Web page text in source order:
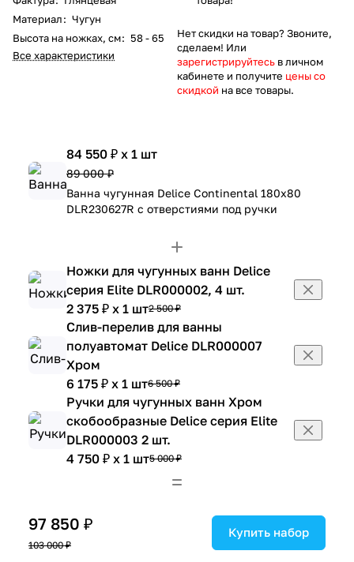
Материал: Чугун
Высота на ножках, см: 58 - 65
Все характеристики
Нет скидки на товар? Звоните,
сделаем! Или
зарегистрируйтесь в личном
кабинете и получите цены со
скидкой на все товары.
84 550 ₽ x 1 шт
89 000 ₽
Ванна чугунная Delice Continental 180х80
DLR230627R с отверстиями под ручки
Ножки для чугунных ванн Delice
серия Elite DLR000002, 4 шт.
2 375 ₽ x 1 шт2 500 ₽
Слив-перелив для ванны
полуавтомат Delice DLR000007
Хром
6 175 ₽ x 1 шт6 500 ₽
Ручки для чугунных ванн Хром
скобообразные Delice серия Elite
DLR000003 2 шт.
4 750 ₽ x 1 шт5 000 ₽
97 850 ₽
103 000 ₽
Купить набор